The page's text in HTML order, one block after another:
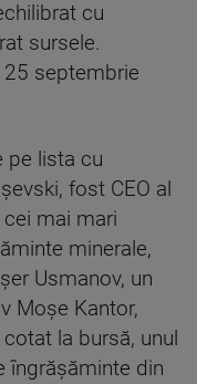
cu
sursele.
septembrie
pe lista cu
fost CEO al
cei mai mari
minerale,
Usmanov, un
Moşe Kantor,
la bursă, unul
îngrăşăminte din